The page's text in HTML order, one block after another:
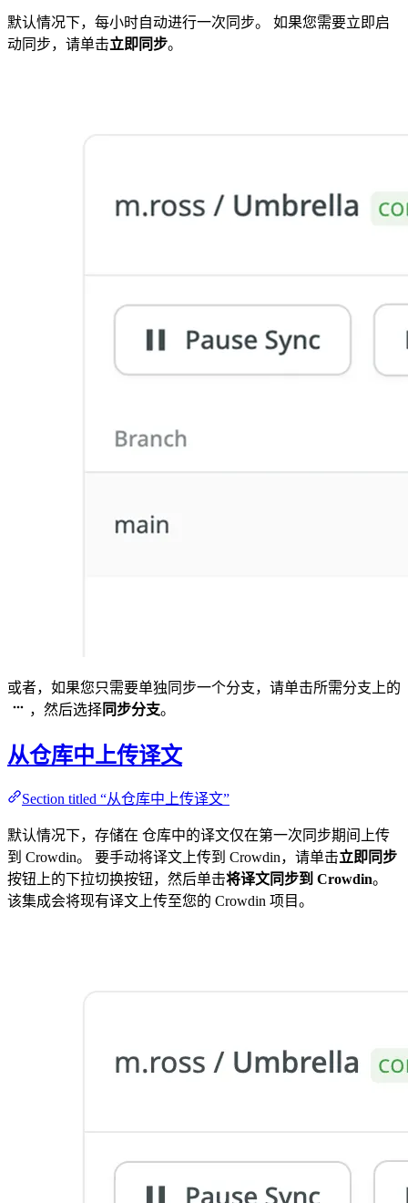
默认情况下，每小时自动进行一次同步。 如果您需要立即启
动同步，请单击立即同步。
或者，如果您只需要单独同步一个分支，请单击所需分支上的
，然后选择同步分支。
从仓库中上传译文
Section titled “从仓库中上传译文”
默认情况下，存储在 仓库中的译文仅在第一次同步期间上传
到 Crowdin。 要手动将译文上传到 Crowdin，请单击立即同步
按钮上的下拉切换按钮，然后单击将译文同步到 Crowdin。
该集成会将现有译文上传至您的 Crowdin 项目。